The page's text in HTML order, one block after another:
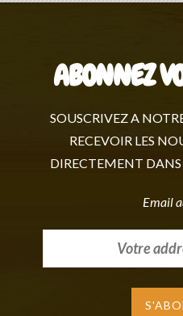
ABONNEZ
SOUSCRIVEZ A
RECEVOIR LES
DIRECTEMENT
Email